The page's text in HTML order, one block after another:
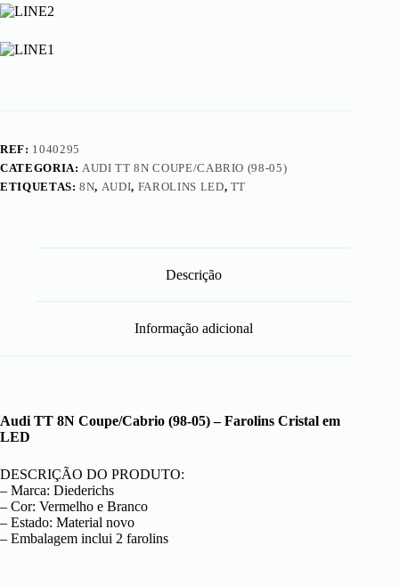
-
Cristal
em
REF: 1040295
CATEGORIA: AUDI TT 8N COUPE/CABRIO (98-05)
ETIQUETAS:8N, AUDI, FAROLINS LED, TT
Descrição
Informação adicional
Audi TT 8N Coupe/Cabrio (98-05) – Farolins Cristal em
LED
DESCRIÇÃO DO PRODUTO:
– Marca: Diederichs
– Cor: Vermelho e Branco
– Estado: Material novo
– Embalagem inclui 2 farolins